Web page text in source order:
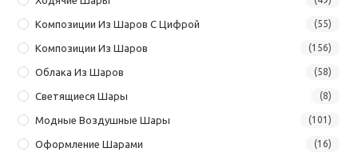
Композиции Из Шаров С Цифрой (55)
Композиции Из Шаров (156)
Облака Из Шаров (58)
Светящиеся Шары (8)
Модные Воздушные Шары (101)
Оформление Шарами (16)